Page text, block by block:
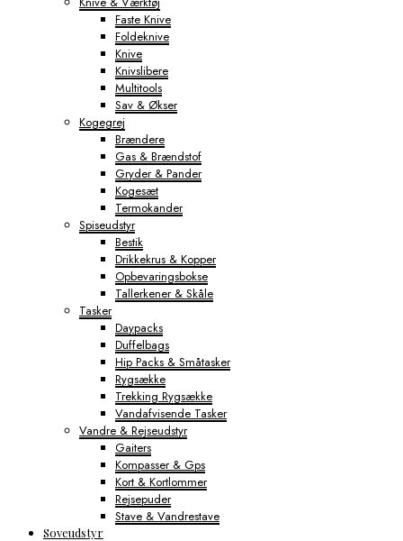
Faste Knive
Foldeknive
Knive
Knivslibere
Multitools
Sav & Økser
Kogegrej
Brændere
Gas & Brændstof
Gryder & Pander
Kogesæt
Termokander
Spiseudstyr
Bestik
Drikkekrus & Kopper
Opbevaringsbokse
Tallerkener & Skåle
Tasker
Daypacks
Duffelbags
Hip Packs & Småtasker
Rygsække
Trekking Rygsække
Vandafvisende Tasker
Vandre & Rejseudstyr
Gaiters
Kompasser & Gps
Kort & Kortlommer
Rejsepuder
Stave & Vandrestave
Soveudstyr